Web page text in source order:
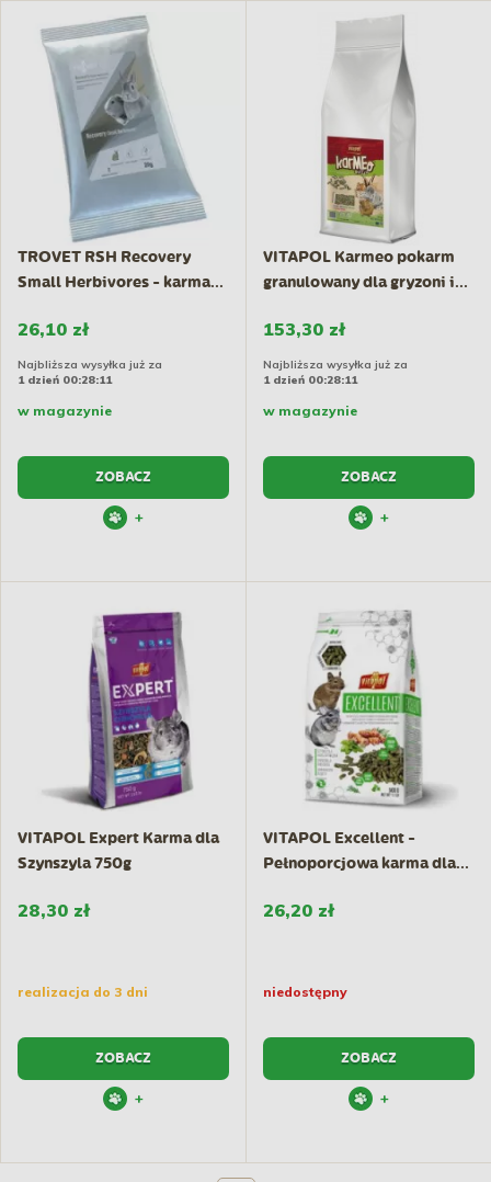
TROVET RSH Recovery
Small Herbivores - karma...
26,10 zł
Najbliższa wysyłka już za
1 dzień 00:28:10
w magazynie
ZOBACZ
+
VITAPOL Karmeo pokarm
granulowany dla gryzoni i...
153,30 zł
Najbliższa wysyłka już za
1 dzień 00:28:10
w magazynie
ZOBACZ
+
VITAPOL Expert Karma dla
Szynszyla 750g
28,30 zł
realizacja do 3 dni
ZOBACZ
+
VITAPOL Excellent -
Pełnoporcjowa karma dla...
26,20 zł
niedostępny
ZOBACZ
+